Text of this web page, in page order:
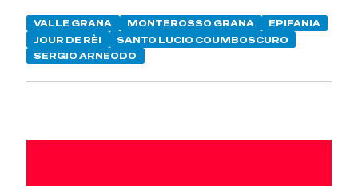
VALLE GRANA MONTEROSSO GRANA
EPIFANIA
JOUR DE RÈI
SANTO LUCIO COUMBOSCURO
SERGIO ARNEODO